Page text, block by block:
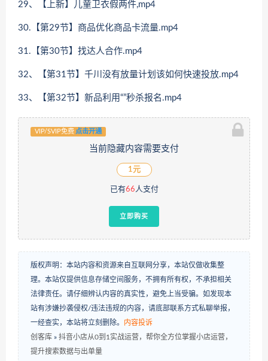
29、【上新】儿童卫衣假两件,mp4
30.【第29节】商品优化商品卡流量.mp4
31.【第30节】找达人合作.mp4
32、【第31节】千川没有放量计划该如何快速投放.mp4
33、【第32节】新品利用“”秒杀报名.mp4
VIP/SVIP免费 点击开通
当前隐藏内容需要支付
1元
已有66 人支付
立即购买
版权声明：本站内容和资源来自互联网分享，本站仅做收集整
理。本站仅提供信息存储空间服务，不拥有所有权，不承担相关
法律责任。请仔细辨认内容的真实性，避免上当受骗。如发现本
站有涉嫌抄袭侵权/违法违规的内容，请底部联系方式私聊举报，
一经查实，本站将立刻删除。 内容投诉
创客库 » 抖音小店从0到1实战运营，帮你全方位掌握小店运营，
提升搜索数据与出单量